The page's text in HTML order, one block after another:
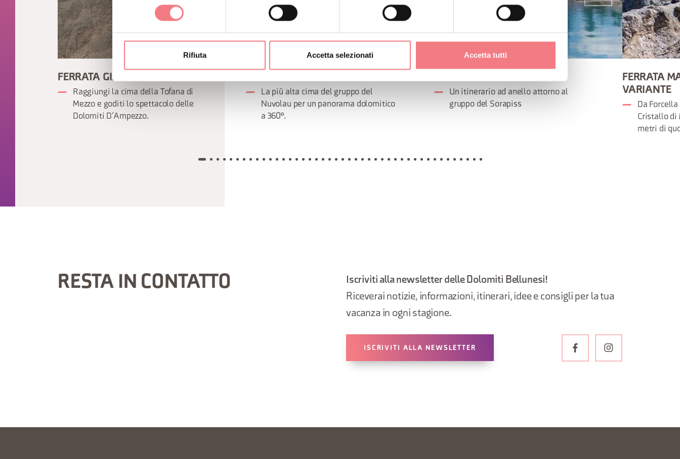
consenso
Rifiuta Accetta selezionati Accetta tutti
FERRATA GIANNI AGLIO
Raggiungi la cima della Tofana di
Mezzo e goditi lo spettacolo delle
Dolomiti D’Ampezzo.
La più alta cima del gruppo del
Nuvolau per un panorama dolomitico
a 360°.
Un itinerario ad anello attorno al
gruppo del Sorapiss
FERRATA
VARIANTE
Da
Cristallo di
metri di
RESTA IN CONTATTO
Iscriviti alla newsletter delle Dolomiti Bellunesi!
Riceverai notizie, informazioni, itinerari, idee e consigli per la tua
vacanza in ogni stagione.
ISCRIVITI ALLA NEWSLETTER